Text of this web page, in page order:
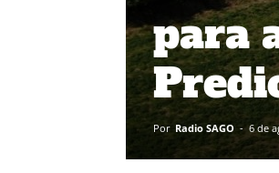
para
Por Radio SAGO - 6 de